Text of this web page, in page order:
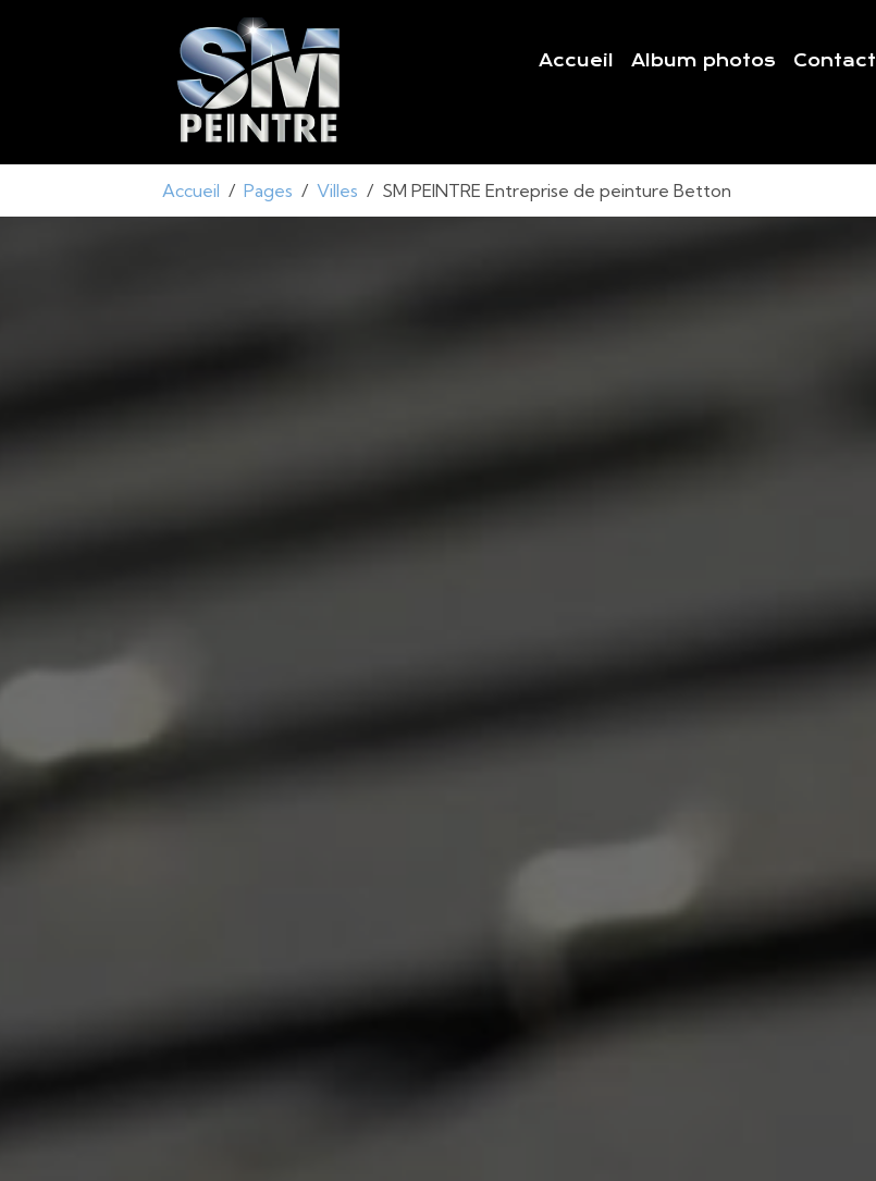
Accueil Album photos Contact
Accueil Pages Villes SM PEINTRE Entreprise de peinture Betton